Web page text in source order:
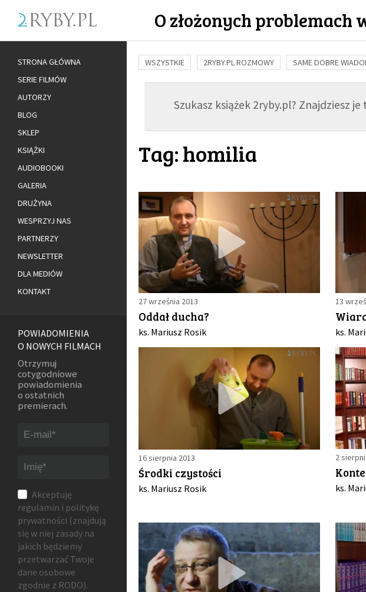
O złożonych problemach
WSZYSTKIE 2RYBY.PL ROZMOWY SAME DOBRE
BUDOWANIE WIĘZI RODZINA NAUKA BIBLIA
ADOPCJASzukasz książek 2ryby.pl? Znajdziesz je
Tag: homilia
27 września 2013
Oddał ducha?
ks. Mariusz Rosik
13
ks.
16 sierpnia 2013
Środki czystości
ks. Mariusz Rosik
2
ks.
STRONA GŁÓWNA
SERIE FILMÓW
AUTORZY
BLOG
SKLEP
KSIĄŻKI
AUDIOBOOKI
GALERIA
DRUŻYNA
WESPRZYJ NAS
PARTNERZY
NEWSLETTER
DLA MEDIÓW
KONTAKT
POWIADOMIENIA
O NOWYCH FILMACH
Otrzymuj
cotygodniowe
powiadomienia
o ostatnich
premierach.
Akceptuję
regulamin i politykę
prywatności (znajdują
się w niej zasady na
jakich będziemy
przetwarzać Twoje
dane osobowe
zgodnie z RODO).